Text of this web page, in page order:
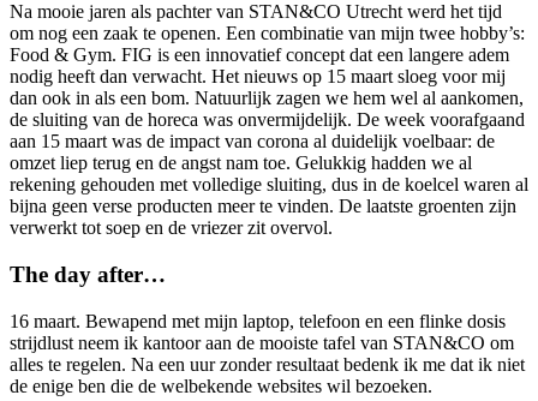
Na mooie jaren als pachter van STAN&CO Utrecht werd het tijd
om nog een zaak te openen. Een combinatie van mijn twee hobby’s:
Food & Gym. FIG is een innovatief concept dat een langere adem
nodig heeft dan verwacht. Het nieuws op 15 maart sloeg voor mij
dan ook in als een bom. Natuurlijk zagen we hem wel al aankomen,
de sluiting van de horeca was onvermijdelijk. De week voorafgaand
aan 15 maart was de impact van corona al duidelijk voelbaar: de
omzet liep terug en de angst nam toe. Gelukkig hadden we al
rekening gehouden met volledige sluiting, dus in de koelcel waren al
bijna geen verse producten meer te vinden. De laatste groenten zijn
verwerkt tot soep en de vriezer zit overvol.
The day after…
16 maart. Bewapend met mijn laptop, telefoon en een flinke dosis
strijdlust neem ik kantoor aan de mooiste tafel van STAN&CO om
alles te regelen. Na een uur zonder resultaat bedenk ik me dat ik niet
de enige ben die de welbekende websites wil bezoeken.